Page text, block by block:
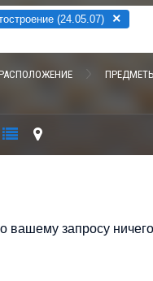
(24.05.07) ×
вашему запросу